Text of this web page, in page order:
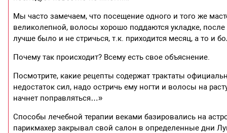
Мы часто замечаем, что посещение одного и того же
великолепной, волосы хорошо поддаются укладке, после
лучше было и не стричься, т.к. приходится месяц, а то
Почему так происходит? Всему есть свое объяснение.
Посмотрите, какие рецепты содержат трактаты
недостаток сил, надо остричь ему ногти и волосы на
начнет поправляться…»
Способы лечебной терапии веками базировались на
парикмахер закрывал свой салон в определенные дни